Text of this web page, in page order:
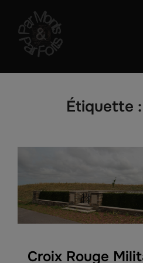
contenu
Étiquette :
Croix Rouge